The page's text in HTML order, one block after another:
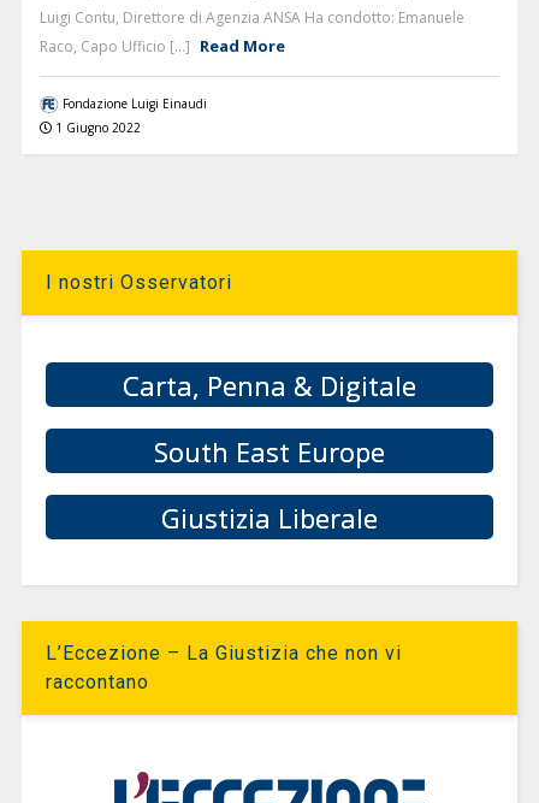
Luigi Contu, Direttore di Agenzia ANSA Ha condotto: Emanuele
Raco, Capo Ufficio [...] Read More
Fondazione Luigi Einaudi
1 Giugno 2022
I nostri Osservatori
Carta, Penna & Digitale
South East Europe
Giustizia Liberale
L’Eccezione – La Giustizia che non vi
raccontano